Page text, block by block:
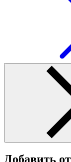
Добавить